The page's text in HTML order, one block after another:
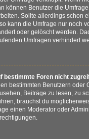
können Benutzer die
Sollte allerdings schon
kann die Umfrage nur noch
oder gelöscht werden.
Umfragen verhindert
bestimmte Foren nicht
bestimmten Benutzern oder
Beiträge zu lesen, zu
brauchst du
einen Moderator oder